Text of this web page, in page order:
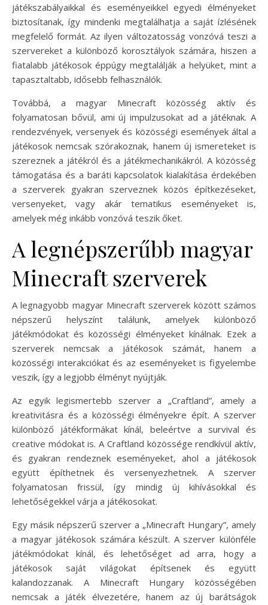
játékszabályaikkal és eseményeikkel egyedi élményeket
biztosítanak, így mindenki megtalálhatja a saját ízlésének
megfelelő formát. Az ilyen változatosság vonzóvá teszi a
szervereket a különböző korosztályok számára, hiszen a
fiatalabb játékosok éppúgy megtalálják a helyüket, mint a
tapasztaltabb, idősebb felhasználók.
Továbbá, a magyar Minecraft közösség aktív és
folyamatosan bővül, ami új impulzusokat ad a játéknak. A
rendezvények, versenyek és közösségi események által a
játékosok nemcsak szórakoznak, hanem új ismereteket is
szereznek a játékról és a játékmechanikákról. A közösség
támogatása és a baráti kapcsolatok kialakítása érdekében
a szerverek gyakran szerveznek közös építkezéseket,
versenyeket, vagy akár tematikus eseményeket is,
amelyek még inkább vonzóvá teszik őket.
A legnépszerűbb magyar
Minecraft szerverek
A legnagyobb magyar Minecraft szerverek között számos
népszerű helyszínt találunk, amelyek különböző
játékmódokat és közösségi élményeket kínálnak. Ezek a
szerverek nemcsak a játékosok számát, hanem a
közösségi interakciókat és az eseményeket is figyelembe
veszik, így a legjobb élményt nyújtják.
Az egyik legismertebb szerver a „Craftland”, amely a
kreativitásra és a közösségi élményekre épít. A szerver
különböző játékformákat kínál, beleértve a survival és
creative módokat is. A Craftland közössége rendkívül aktív,
és gyakran rendeznek eseményeket, ahol a játékosok
együtt építhetnek és versenyezhetnek. A szerver
folyamatosan frissül, így mindig új kihívásokkal és
lehetőségekkel várja a játékosokat.
Egy másik népszerű szerver a „Minecraft Hungary”, amely
a magyar játékosok számára készült. A szerver különféle
játékmódokat kínál, és lehetőséget ad arra, hogy a
játékosok saját világokat építsenek és együtt
kalandozzanak. A Minecraft Hungary közösségében
nemcsak a játék élvezetére, hanem az új barátságok